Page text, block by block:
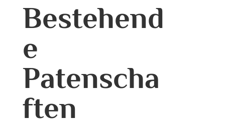
Bestehend
e
Patenscha
ften